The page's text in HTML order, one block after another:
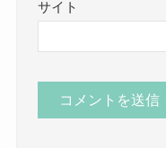
名前※